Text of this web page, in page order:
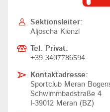
Sektionsleiter:
Aljoscha Kienzl
Tel. Privat:
+39 3407786594
Kontaktadresse:
Sportclub Meran
Schwimmbadstraße 4
I-39012 Meran (BZ)